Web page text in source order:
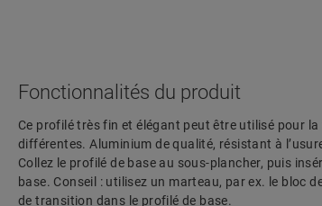
Fonctionnalités du produit
Ce profilé très fin et élégant peut être utilisé pour
différentes. Aluminium de qualité, résistant à
Collez le profilé de base au sous-plancher, puis
base. Conseil : utilisez un marteau, par ex. le bloc
de transition dans le profilé de base.